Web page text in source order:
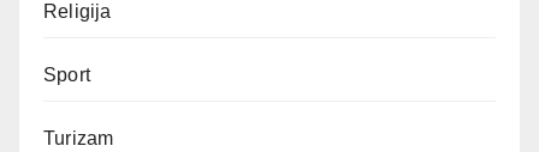
Religija
Sport
Turizam